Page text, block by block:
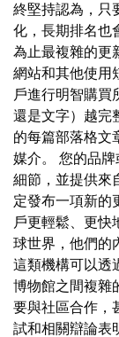
終堅持認為，只
化，長期排名也
為止最複雜的更
網站和其他使用
戶進行明智購買
還是文字）越完
的每篇部落格文
媒介。 您的品
細節，並提供來
定發布一項新的
戶更輕鬆、更快
球世界，他們的
這類機構可以透
博物館之間複雜
要與社區合作，
試和相關辯論表